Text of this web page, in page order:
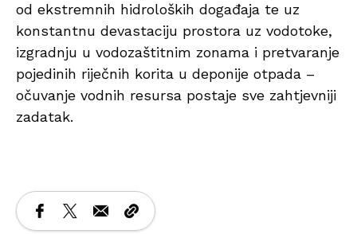
od ekstremnih hidroloških događaja te uz
konstantnu devastaciju prostora uz vodotoke,
izgradnju u vodozaštitnim zonama i pretvaranje
pojedinih riječnih korita u deponije otpada –
očuvanje vodnih resursa postaje sve zahtjevniji
zadatak.